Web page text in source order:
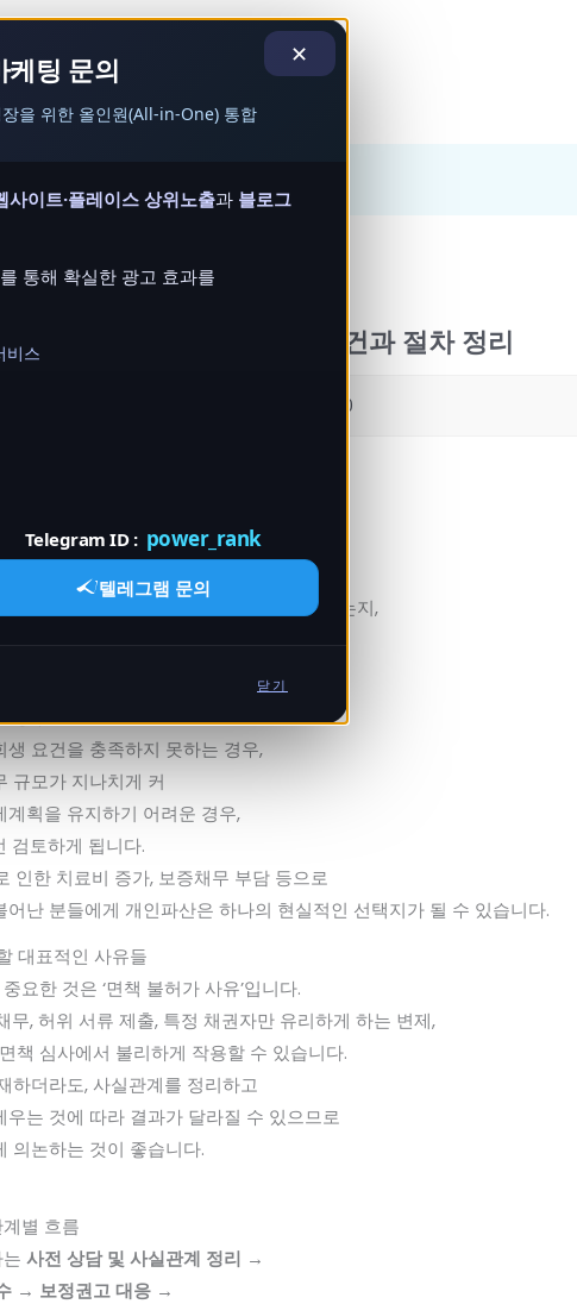
✕
케팅 문의
을 위한 올인원(All-in-One) 통합
사이트·플레이스 상위노출과 블로그
통해 확실한 광고 효과를
비스
Telegram ID : power_rank
텔레그램 문의
닫기
책 결정을 받기 위한 필수 조건과 절차 정리
390
당할 수 없는 상황에서
는 절차입니다.
든 빚이 없어지는 것”이 아니라,
성이 없는지, 채권자에게 불공정한 점은 없는지,
경우
요건을 충족하지 못하는 경우,
규모가 지나치게 커
획을 유지하기 어려운 경우,
검토하게 됩니다.
인한 치료비 증가, 보증채무 부담 등으로
난 분들에게 개인파산은 하나의 현실적인 선택지가 될 수 있습니다.
대표적인 사유들
요한 것은 ‘면책 불허가 사유’입니다.
무, 허위 서류 제출, 특정 채권자만 유리하게 하는 변제,
책 심사에서 불리하게 작용할 수 있습니다.
하더라도, 사실관계를 정리하고
는 것에 따라 결과가 달라질 수 있으므로
의논하는 것이 좋습니다.
별 흐름
는사전 상담 및 사실관계 정리 →
→ 보정권고 대응 →